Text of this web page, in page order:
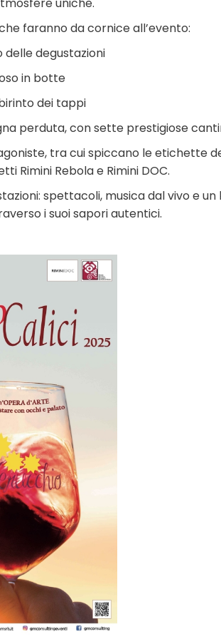
faranno da cornice all’evento:
delle degustazioni
in botte
dei tappi
perduta, con sette prestigiose
tra cui spiccano le etichette
Rimini Rebola e Rimini DOC.
spettacoli, musica dal vivo e
i suoi sapori autentici.